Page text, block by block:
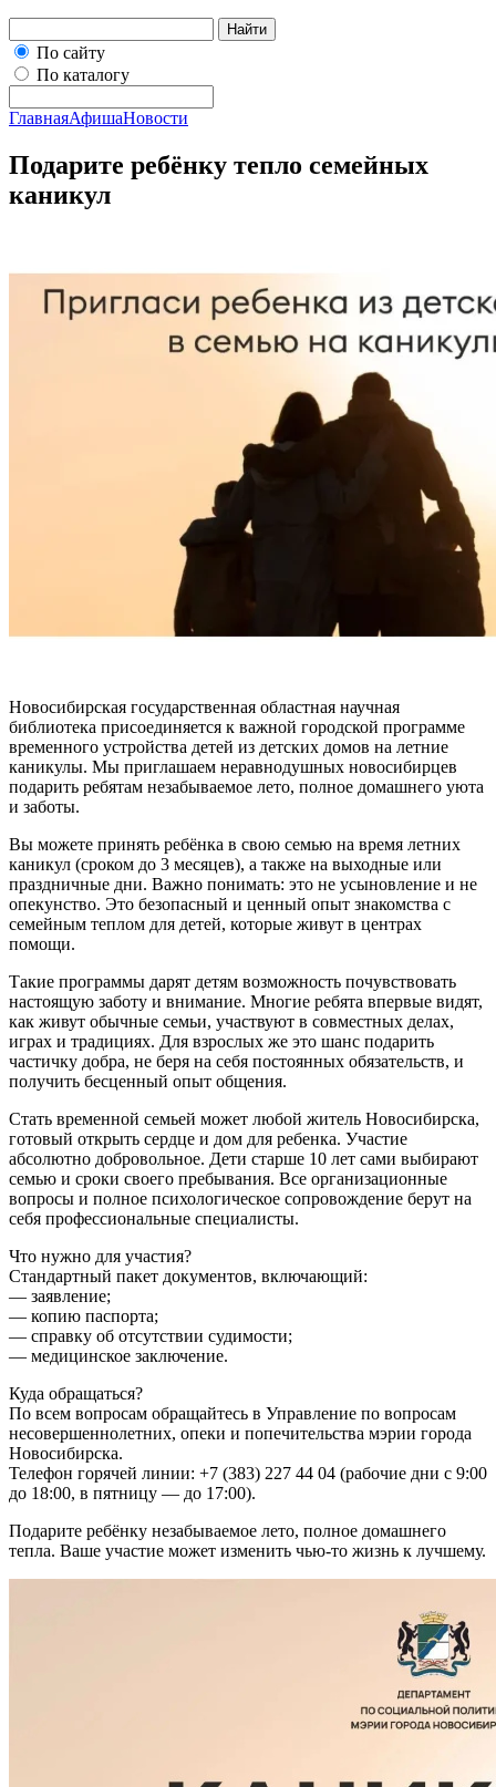
Найти
По сайту
По каталогу
ГлавнаяАфишаНовости
Подарите ребёнку тепло семейных
каникул
Новосибирская государственная областная научная
библиотека присоединяется к важной городской программе
временного устройства детей из детских домов на летние
каникулы. Мы приглашаем неравнодушных новосибирцев
подарить ребятам незабываемое лето, полное домашнего уюта
и заботы.
Вы можете принять ребёнка в свою семью на время летних
каникул (сроком до 3 месяцев), а также на выходные или
праздничные дни. Важно понимать: это не усыновление и не
опекунство. Это безопасный и ценный опыт знакомства с
семейным теплом для детей, которые живут в центрах
помощи.
Такие программы дарят детям возможность почувствовать
настоящую заботу и внимание. Многие ребята впервые видят,
как живут обычные семьи, участвуют в совместных делах,
играх и традициях. Для взрослых же это шанс подарить
частичку добра, не беря на себя постоянных обязательств, и
получить бесценный опыт общения.
Стать временной семьей может любой житель Новосибирска,
готовый открыть сердце и дом для ребенка. Участие
абсолютно добровольное. Дети старше 10 лет сами выбирают
семью и сроки своего пребывания. Все организационные
вопросы и полное психологическое сопровождение берут на
себя профессиональные специалисты.
Что нужно для участия?
Стандартный пакет документов, включающий:
— заявление;
— копию паспорта;
— справку об отсутствии судимости;
— медицинское заключение.
Куда обращаться?
По всем вопросам обращайтесь в Управление по вопросам
несовершеннолетних, опеки и попечительства мэрии города
Новосибирска.
Телефон горячей линии: +7 (383) 227 44 04 (рабочие дни с 9:00
до 18:00, в пятницу — до 17:00).
Подарите ребёнку незабываемое лето, полное домашнего
тепла. Ваше участие может изменить чью-то жизнь к лучшему.